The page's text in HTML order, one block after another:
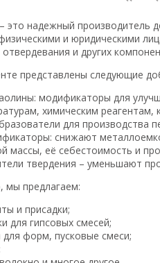
это надежный производитель
и юридическими
отвердевания и других
представлены следующие
модификаторы для
химическим реагентам,
для производства
снижают
массы, её себестоимость и
твердения – уменьшают
мы предлагаем:
и присадки;
для гипсовых смесей;
для форм, пусковые смеси;